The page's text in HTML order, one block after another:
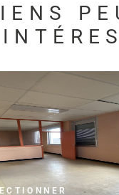
LE BIEN